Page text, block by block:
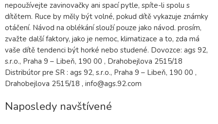
nepoužívejte zavinovačky ani spací pytle, spíte-li spolu s
dítětem. Ruce by měly být volné, pokud dítě vykazuje známky
otáčení. Návod na oblékání slouží pouze jako návod. prosím,
zvažte další faktory, jako je nemoc, klimatizace a to, zda má
vaše dítě tendenci být horké nebo studené. Dovozce: ags 92,
s.r.o., Praha 9 – Libeň, 190 00 , Drahobejlova 2515/18
Distribútor pre SR : ags 92, s.r.o., Praha 9 – Libeň, 190 00 ,
Drahobejlova 2515/18 , info@ags.92.com
Naposledy navštívené